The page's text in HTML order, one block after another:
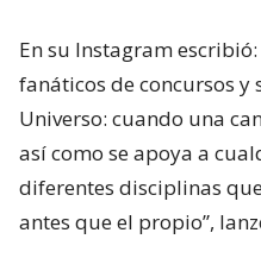
En su Instagram
fanáticos de concursos y
Universo: cuando una
así como se apoya a
diferentes disciplinas
antes que el propio”,